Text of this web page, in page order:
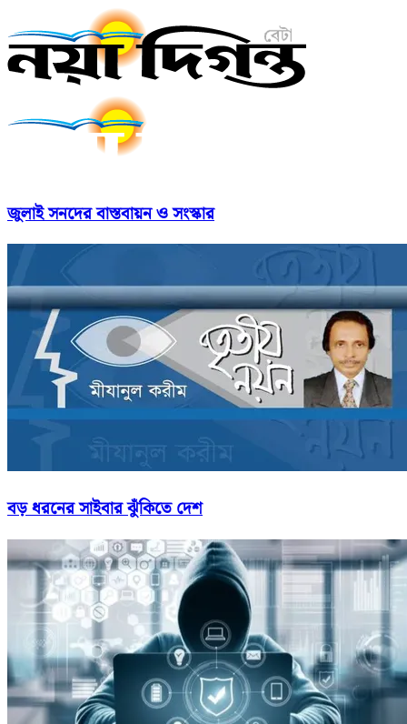
জুলাই সনদের বাস্তবায়ন ও সংস্কার
বড় ধরনের সাইবার ঝুঁকিতে দেশ